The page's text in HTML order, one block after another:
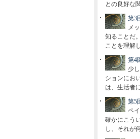
との良好な
第3
メ
知ることだ
ことを理解
第4
少
ションにお
は、生活者
第5
ペ
確かにこう
し、それが